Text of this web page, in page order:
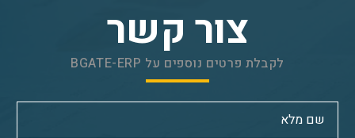
צור קשר
לקבלת פרטים נוספים על BGATE-ERP